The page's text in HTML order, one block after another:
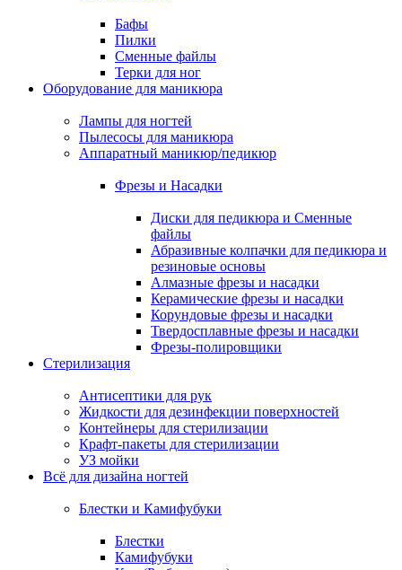
Бафы
Пилки
Сменные файлы
Терки для ног
Оборудование для маникюра
Лампы для ногтей
Пылесосы для маникюра
Аппаратный маникюр/педикюр
Фрезы и Насадки
Диски для педикюра и Сменные
файлы
Абразивные колпачки для педикюра и
резиновые основы
Алмазные фрезы и насадки
Керамические фрезы и насадки
Корундовые фрезы и насадки
Твердосплавные фрезы и насадки
Фрезы-полировщики
Стерилизация
Антисептики для рук
Жидкости для дезинфекции поверхностей
Контейнеры для стерилизации
Крафт-пакеты для стерилизации
УЗ мойки
Всё для дизайна ногтей
Блестки и Камифубуки
Блестки
Камифубуки